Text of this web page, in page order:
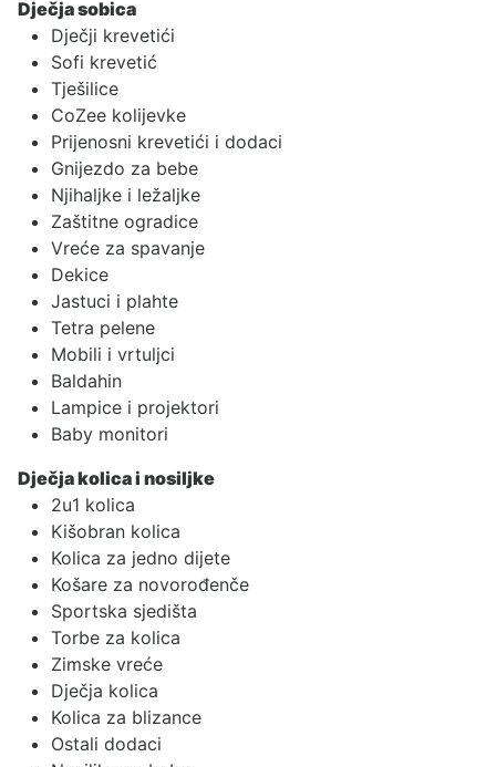
Dječja sobica
Dječji krevetići
Sofi krevetić
Tješilice
CoZee kolijevke
Prijenosni krevetići i dodaci
Gnijezdo za bebe
Njihaljke i ležaljke
Zaštitne ogradice
Vreće za spavanje
Dekice
Jastuci i plahte
Tetra pelene
Mobili i vrtuljci
Baldahin
Lampice i projektori
Baby monitori
Dječja kolica i nosiljke
2u1 kolica
Kišobran kolica
Kolica za jedno dijete
Košare za novorođenče
Sportska sjedišta
Torbe za kolica
Zimske vreće
Dječja kolica
Kolica za blizance
Ostali dodaci